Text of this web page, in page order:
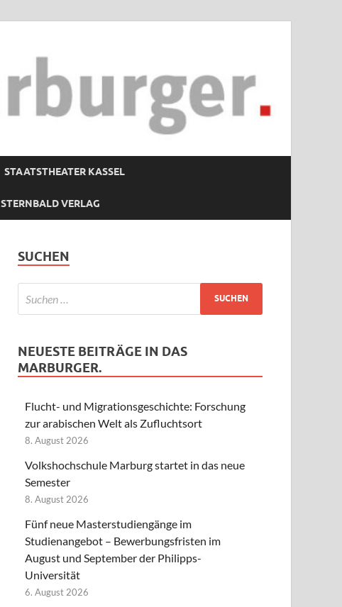
STAATSTHEATER KASSEL
STERNBALD VERLAG
SUCHEN
NEUESTE BEITRÄGE IN DAS
MARBURGER.
Flucht- und Migrationsgeschichte: Forschung
zur arabischen Welt als Zufluchtsort
8. August 2026
Volkshochschule Marburg startet in das neue
Semester
8. August 2026
Fünf neue Masterstudiengänge im
Studienangebot – Bewerbungsfristen im
August und September der Philipps-
Universität
6. August 2026